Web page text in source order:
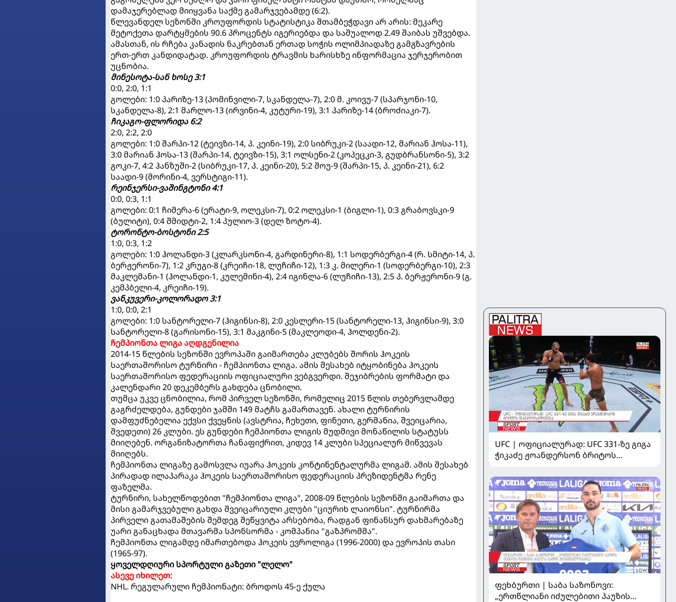
დამაჯერებლად მიიყვანა საქმე გამარჯვებამდე (6:2).
წლევანდელ სეზონში კროუფორდის სტატისტიკა შთამბეჭდავი არ არის: მეკარე
მეტოქეთა დარტყმების 90.6 პროცენტს იგერიებდა და საშუალოდ 2.49 შაიბას უშვებდა.
ამასთან, ის რჩება კანადის ნაკრებთან ერთად სოჭის ოლიმპიადაზე გამგზავრების
ერთ-ერთ კანდიდატად. კროუფორდის ტრავმის ხარისხზე ინფორმაცია ჯერჯერობით
უცნობია.
მინესოტა-სან ხოსე 3:1
0:0, 2:0, 1:1
გოლები: 1:0 პარიზე-13 (პომინვილი-7, სკანდელა-7), 2:0 მ. კოივუ-7 (სპარჯონი-10,
სკანდელა-8), 2:1 მარლო-13 (ირვინი-4, კუტური-19), 3:1 პარიზე-14 (ბროძიაკი-7).
ჩიკაგო-ფლორიდა 6:2
2:0, 2:2, 2:0
გოლები: 1:0 შარპი-12 (ტეივზი-14, პ. კეინი-19), 2:0 სიბრუკი-2 (საადი-12, მარიან ჰოსა-11),
3:0 მარიან ჰოსა-13 (შარპი-14, ტეივზი-15), 3:1 ოლსენი-2 (კოპეცკი-3, გუდბრანსონი-5), 3:2
გოკი-7, 4:2 ჰანზუში-2 (სიბრუკი-17, პ. კეინი-20), 5:2 შოუ-9 (შარპი-15, პ. კეინი-21), 6:2
საადი-9 (მორინი-4, ვერსტიგი-11).
რეინჯერსი-ვაშინგტონი 4:1
0:0, 0:3, 1:1
გოლები: 0:1 ჩიმერა-6 (ერატი-9, ოლეკსი-7), 0:2 ოლეკსი-1 (ბიგლი-1), 0:3 გრაბოვსკი-9
(ბულიტი), 0:4 შმიდტი-2, 1:4 პულიო-3 (დელ ზოტო-4).
ტორონტო-ბოსტონი 2:5
1:0, 0:3, 1:2
გოლები: 1:0 ჰოლანდი-3 (კლარკსონი-4, გარდინერი-8), 1:1 სოდერბერგი-4 (რ. სმიტი-14, პ.
ბერჟერონი-7), 1:2 კრუგი-8 (კრეიჩი-18, ლუჩიჩი-12), 1:3 კ. მილერი-1 (სოდერბერგი-10), 2:3
მაკლემანი-1 (ჰოლანდი-1, კულემინი-4), 2:4 იგინლა-6 (ლუჩიჩი-13), 2:5 პ. ბერჟერონი-9 (გ.
კემპბელი-4, კრეიჩი-19).
ვანკუვერი-კოლორადო 3:1
1:0, 0:0, 2:1
გოლები: 1:0 სანტორელი-7 (ჰიგინსი-8), 2:0 კესლერი-15 (სანტორელი-13, ჰიგინსი-9), 3:0
სანტორელი-8 (გარისონი-15), 3:1 მაკგინი-5 (მაკლეოდი-4, ჰოლდენი-2).
ჩემპიონთა ლიგა აღდგენილია
2014-15 წლების სეზონში ევროპაში გაიმართება კლუბებს შორის ჰოკეის
საერთაშორისო ტურნირი - ჩემპიონთა ლიგა. ამის შესახებ იტყობინება ჰოკეის
საერთაშორისო ფედერაციის ოფიციალური ვებგვერდი. შეჯიბრების ფორმატი და
კალენდარი 20 დეკემბერს გახდება ცნობილი.
თუმცა უკვე ცნობილია, რომ პირველ სეზონში, რომელიც 2015 წლის თებერვლამდე
გაგრძელდება, გუნდები ჯამში 149 მატჩს გამართავენ. ახალი ტურნირის
დამფუძნებელია ექვსი ქვეყნის (ავსტრია, ჩეხეთი, ფინეთი, გერმანია, შვეიცარია,
შვედეთი) 26 კლუბი. ეს გუნდები ჩემპიონთა ლიგის მუდმივი მონაწილის სტატუსს
მიიღებენ. ორგანიზატორთა ჩანაფიქრით, კიდევ 14 კლუბი სპეციალურ მიწვევას
მიიღებს.
ჩემპიონთა ლიგაზე გამოსვლა იუარა ჰოკეის კონტინენტალურმა ლიგამ. ამის შესახებ
პირადად ილაპარაკა ჰოკეის საერთაშორისო ფედერაციის პრეზიდენტმა რენე
ფაზელმა.
ტურნირი, სახელწოდებით "ჩემპიონთა ლიგა", 2008-09 წლების სეზონში გაიმართა და
მისი გამარჯვებული გახდა შვეიცარიული კლუბი "ციურიხ ლაიონსი". ტურნირმა
პირველი გათამაშების შემდეგ შეწყვიტა არსებობა, რადგან ფინანსურ დახმარებაზე
უარი განაცხადა მთავარმა სპონსორმა - კომპანია "გაზპრომმა".
ჩემპიონთა ლიგამდე იმართებოდა ჰოკეის ევროლიგა (1996-2000) და ევროპის თასი
(1965-97).
ყოველდღიური სპორტული გაზეთი "ლელო"
ასევე იხილეთ:
NHL. რეგულარული ჩემპიონატი: ბროდოს 45-ე ქულა
UFC | ოფიციალურად: UFC 331-ზე გიგა
ჭიკაძე ჟოანდერსონ ბრიტოს
ფეხბურთი | საბა საზონოვი:
„ერთწლიანი იძულებითი პაუზის